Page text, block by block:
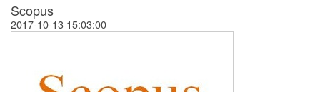
Scopus
2017-10-13 15:03:00